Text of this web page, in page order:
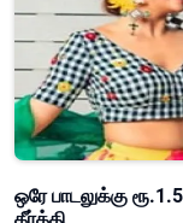
ஒரே பாடலுக்கு
கீர்த்தி